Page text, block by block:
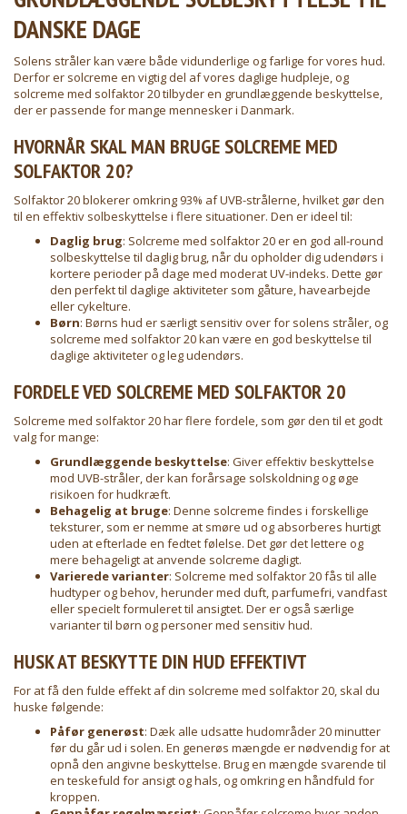
DANSKE DAGE
Solens stråler kan være både vidunderlige og farlige for vores hud.
Derfor er solcreme en vigtig del af vores daglige hudpleje, og
solcreme med solfaktor 20 tilbyder en grundlæggende beskyttelse,
der er passende for mange mennesker i Danmark.
HVORNÅR SKAL MAN BRUGE SOLCREME MED
SOLFAKTOR 20?
Solfaktor 20 blokerer omkring 93% af UVB-strålerne, hvilket gør den
til en effektiv solbeskyttelse i flere situationer. Den er ideel til:
Daglig brug: Solcreme med solfaktor 20 er en god all-round
solbeskyttelse til daglig brug, når du opholder dig udendørs i
kortere perioder på dage med moderat UV-indeks. Dette gør
den perfekt til daglige aktiviteter som gåture, havearbejde
eller cykelture.
Børn: Børns hud er særligt sensitiv over for solens stråler, og
solcreme med solfaktor 20 kan være en god beskyttelse til
daglige aktiviteter og leg udendørs.
FORDELE VED SOLCREME MED SOLFAKTOR 20
Solcreme med solfaktor 20 har flere fordele, som gør den til et godt
valg for mange:
Grundlæggende beskyttelse: Giver effektiv beskyttelse
mod UVB-stråler, der kan forårsage solskoldning og øge
risikoen for hudkræft.
Behagelig at bruge: Denne solcreme findes i forskellige
teksturer, som er nemme at smøre ud og absorberes hurtigt
uden at efterlade en fedtet følelse. Det gør det lettere og
mere behageligt at anvende solcreme dagligt.
Varierede varianter: Solcreme med solfaktor 20 fås til alle
hudtyper og behov, herunder med duft, parfumefri, vandfast
eller specielt formuleret til ansigtet. Der er også særlige
varianter til børn og personer med sensitiv hud.
HUSK AT BESKYTTE DIN HUD EFFEKTIVT
For at få den fulde effekt af din solcreme med solfaktor 20, skal du
huske følgende:
Påfør generøst: Dæk alle udsatte hudområder 20 minutter
før du går ud i solen. En generøs mængde er nødvendig for at
opnå den angivne beskyttelse. Brug en mængde svarende til
en teskefuld for ansigt og hals, og omkring en håndfuld for
kroppen.